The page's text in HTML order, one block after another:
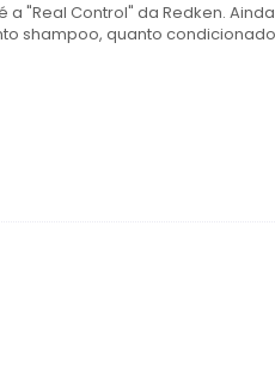
a "Real Control" da Redken.
shampoo, quanto